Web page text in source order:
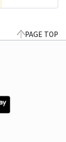
PAGE TOP